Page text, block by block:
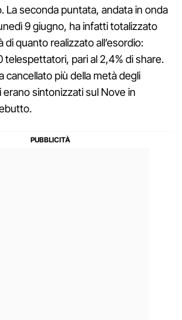
La seconda puntata, andata in onda
9 giugno, ha infatti totalizzato
di quanto realizzato all’esordio:
telespettatori, pari al 2,4% di share.
cancellato più della metà degli
sintonizzati sul Nove in